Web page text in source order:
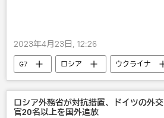
2023年4月23日, 12:26
G7 ロシア ウクライナ
ロシア外務省が対抗措置、ドイツの外交
官20名以上を国外追放